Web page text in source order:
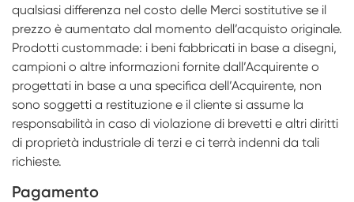
qualsiasi differenza nel costo delle Merci sostitutive se il
prezzo è aumentato dal momento dell’acquisto originale.
Prodotti custom­made: i beni fabbricati in base a disegni,
campioni o altre informazioni fornite dall’Acquirente o
progettati in base a una specifica dell’Acquirente, non
sono soggetti a restituzione e il cliente si assume la
responsabilità in caso di violazione di brevetti e altri diritti
di proprietà industriale di terzi e ci terrà indenni da tali
richieste.
Pagamento